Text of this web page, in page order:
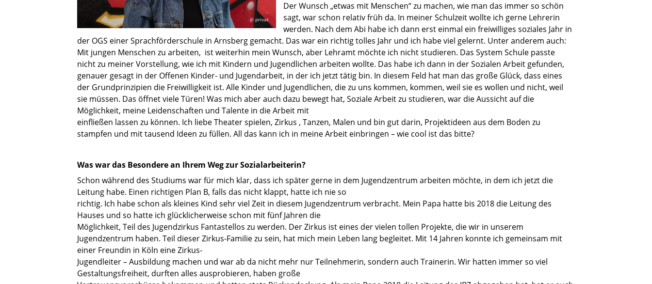
© privat
Der Wunsch „etwas mit Menschen“ zu machen, wie man das immer so schön
sagt, war schon relativ früh da. In meiner Schulzeit wollte ich gerne Lehrerin
werden. Nach dem Abi habe ich dann erst einmal ein freiwilliges soziales Jahr in
der OGS einer Sprachförderschule in Arnsberg gemacht. Das war ein richtig tolles Jahr und ich habe viel gelernt. Unter anderem auch:
Mit jungen Menschen zu arbeiten, ist weiterhin mein Wunsch, aber Lehramt möchte ich nicht studieren. Das System Schule passte
nicht zu meiner Vorstellung, wie ich mit Kindern und Jugendlichen arbeiten wollte. Das habe ich dann in der Sozialen Arbeit gefunden,
genauer gesagt in der Offenen Kinder- und Jugendarbeit, in der ich jetzt tätig bin. In diesem Feld hat man das große Glück, dass eines
der Grundprinzipien die Freiwilligkeit ist. Alle Kinder und Jugendlichen, die zu uns kommen, kommen, weil sie es wollen und nicht, weil
sie müssen. Das öffnet viele Türen! Was mich aber auch dazu bewegt hat, Soziale Arbeit zu studieren, war die Aussicht auf die
Möglichkeit, meine Leidenschaften und Talente in die Arbeit mit
einfließen lassen zu können. Ich liebe Theater spielen, Zirkus , Tanzen, Malen und bin gut darin, Projektideen aus dem Boden zu
stampfen und mit tausend Ideen zu füllen. All das kann ich in meine Arbeit einbringen – wie cool ist das bitte?
Was war das Besondere an Ihrem Weg zur Sozialarbeiterin?
Schon während des Studiums war für mich klar, dass ich später gerne in dem Jugendzentrum arbeiten möchte, in dem ich jetzt die
Leitung habe. Einen richtigen Plan B, falls das nicht klappt, hatte ich nie so
richtig. Ich habe schon als kleines Kind sehr viel Zeit in diesem Jugendzentrum verbracht. Mein Papa hatte bis 2018 die Leitung des
Hauses und so hatte ich glücklicherweise schon mit fünf Jahren die
Möglichkeit, Teil des Jugendzirkus Fantastellos zu werden. Der Zirkus ist eines der vielen tollen Projekte, die wir in unserem
Jugendzentrum haben. Teil dieser Zirkus-Familie zu sein, hat mich mein Leben lang begleitet. Mit 14 Jahren konnte ich gemeinsam mit
einer Freundin in Köln eine Zirkus-
Jugendleiter – Ausbildung machen und war ab da nicht mehr nur Teilnehmerin, sondern auch Trainerin. Wir hatten immer so viel
Gestaltungsfreiheit, durften alles ausprobieren, haben große